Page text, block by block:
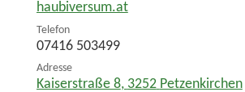
haubiversum.at
Telefon
07416 503499
Adresse
Kaiserstraße 8, 3252 Petzenkirchen